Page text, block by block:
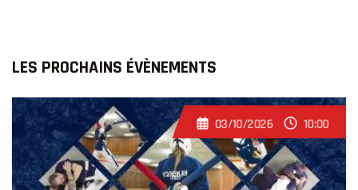
LES PROCHAINS ÉVÈNEMENTS
03/10/2026 10:00